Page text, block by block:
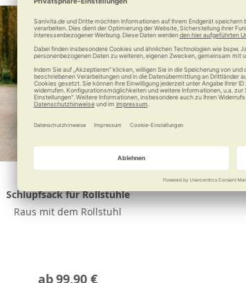
Schlupfsack für Rollstühle
Raus mit dem Rollstuhl
ab99,90 €